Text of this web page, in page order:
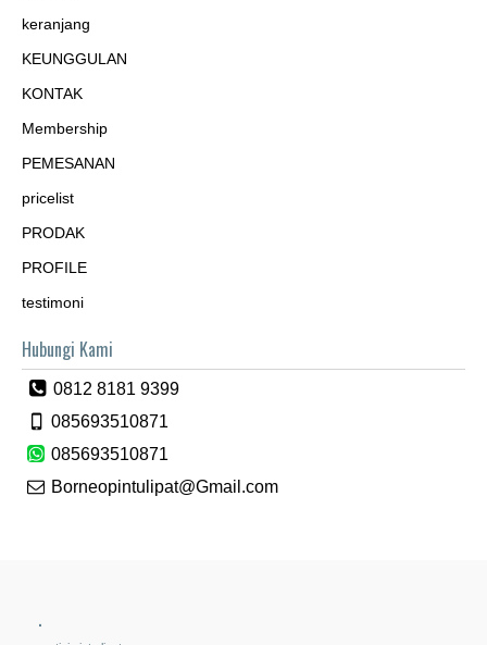
keranjang
KEUNGGULAN
KONTAK
Membership
PEMESANAN
pricelist
PRODAK
PROFILE
testimoni
Hubungi Kami
0812 8181 9399
085693510871
085693510871
Borneopintulipat@Gmail.com
.